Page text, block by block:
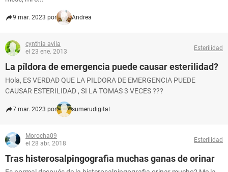
9 mar. 2023 por Andrea
cynthia avila
el 23 ene. 2013
Esterilidad
La píldora de emergencia puede causar esterilidad?
Hola, ES VERDAD QUE LA PILDORA DE EMERGENCIA PUEDE
CAUSAR ESTERILIDAD , SI LA TOMAS 3 VECES ???
7 mar. 2023 por sumerudigital
Morocha09
el 28 abr. 2018
Esterilidad
Tras histerosalpingografia muchas ganas de orinar